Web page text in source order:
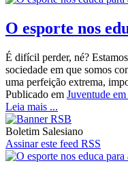
O esporte nos
É difícil perder, né?
sociedade em que somos
uma perfeição extrema,
Publicado em Juventude em
Leia mais ...
Boletim Salesiano
Assinar este feed RSS